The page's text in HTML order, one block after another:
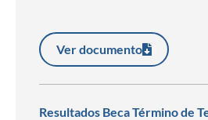
Ver documento
Resultados Beca Término de